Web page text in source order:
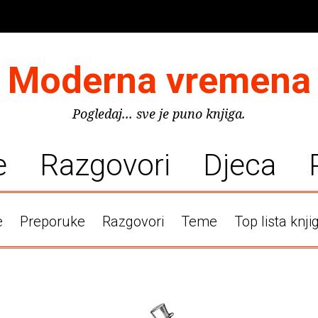
Moderna vremena
Pogledaj... sve je puno knjiga.
Razgovori Djeca
Preporuke Razgovori Teme Top lista